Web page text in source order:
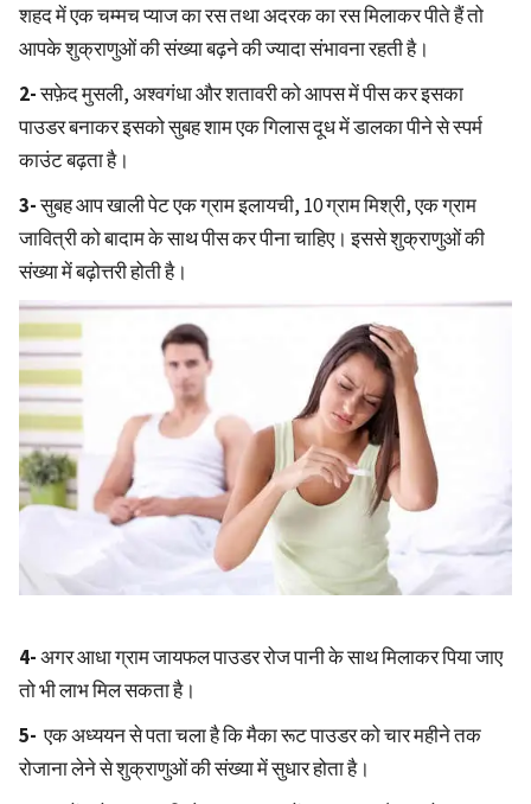
शहद में एक चम्मच प्याज का रस तथा अदरक का रस मिलाकर पीते हैं तो
आपके शुक्राणुओं की संख्या बढ़ने की ज्यादा संभावना रहती है।
2-सफ़ेद मुसली, अश्वगंधा और शतावरी को आपस में पीस कर इसका
पाउडर बनाकर इसको सुबह शाम एक गिलास दूध में डालका पीने से स्पर्म
काउंट बढ़ता है।
3-सुबह आप खाली पेट एक ग्राम इलायची, 10 ग्राम मिश्री, एक ग्राम
जावित्री को बादाम के साथ पीस कर पीना चाहिए। इससे शुक्राणुओं की
संख्या में बढ़ोत्तरी होती है।
4-अगर आधा ग्राम जायफल पाउडर रोज पानी के साथ मिलाकर पिया जाए
तो भी लाभ मिल सकता है।
5- एक अध्ययन से पता चला है कि मैका रूट पाउडर को चार महीने तक
रोजाना लेने से शुक्राणुओं की संख्या में सुधार होता है।